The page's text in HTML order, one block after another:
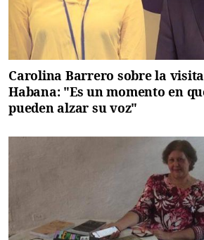
Carolina Barrero sobre la
Habana: "Es un momento en
pueden alzar su voz"